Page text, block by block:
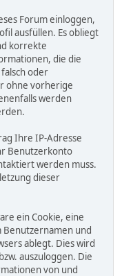
Forum einloggen,
ausfüllen. Es obliegt
korrekte
die die
oder
ohne vorherige
werden
Ihre IP-Adresse
Benutzerkonto
werden muss.
dieser
ein Cookie, eine
und
ablegt. Dies wird
auszuloggen. Die
von und